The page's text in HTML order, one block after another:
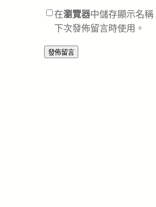
在瀏覽器中儲存顯示名
下次發佈留言時使用。